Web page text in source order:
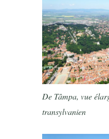
De Tâmpa, vue
transylvanien